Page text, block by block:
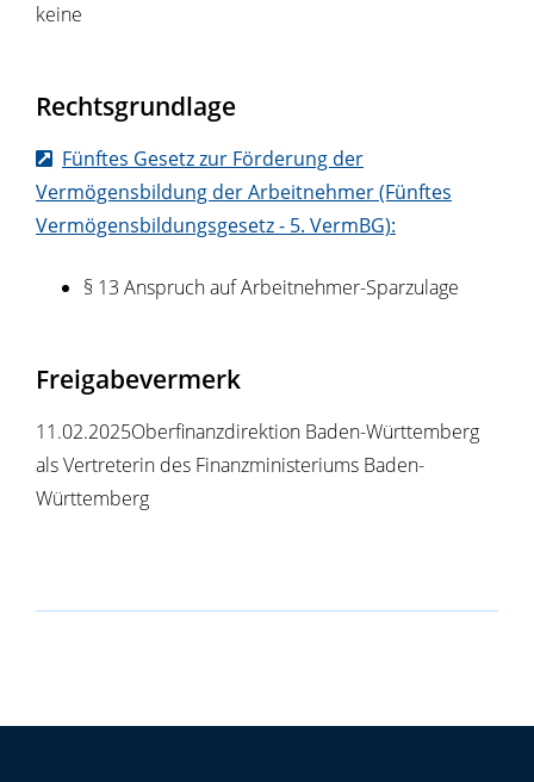
keine
Rechtsgrundlage
Fünftes Gesetz zur Förderung der
Vermögensbildung der Arbeitnehmer (Fünftes
Vermögensbildungsgesetz - 5. VermBG):
§ 13 Anspruch auf Arbeitnehmer-Sparzulage
Freigabevermerk
11.02.2025Oberfinanzdirektion Baden-Württemberg
als Vertreterin des Finanzministeriums Baden-
Württemberg